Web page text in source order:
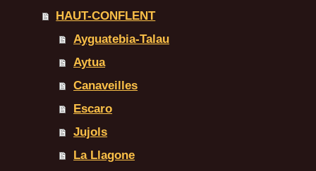
HAUT-CONFLENT
Ayguatebia-Talau
Aytua
Canaveilles
Escaro
Jujols
La Llagone